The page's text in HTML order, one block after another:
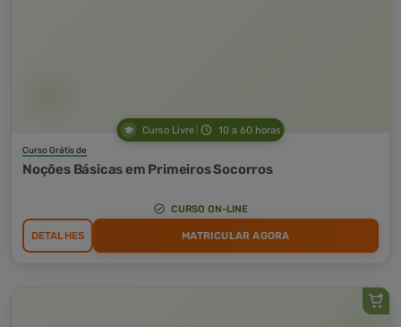
Curso Livre 10 a 60 horas
Curso Grátis de
Noções Básicas em Primeiros Socorros
CURSO ON-LINE
DETALHES MATRICULAR AGORA